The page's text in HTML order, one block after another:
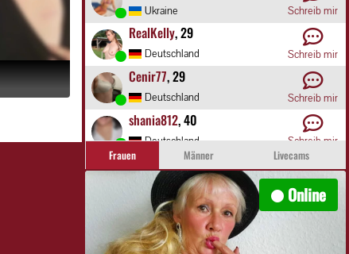
Ukraine Schreib mir
RealKelly, 29
Deutschland Schreib mir
Cenir77, 29
Deutschland Schreib mir
shania812, 40
Deutschland Schreib mir
Vachelova
Deutschland Schreib mir
Eva-Rymmar, 43
Deutschland
Wild-Cherry, 31
Frauen Männer Livecams
Online